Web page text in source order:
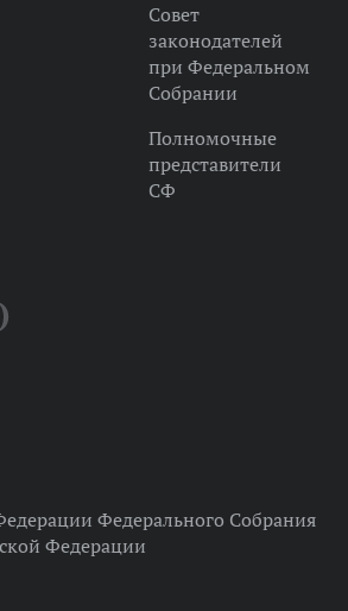
Совет
законодателей
при Федеральном
Собрании
Полномочные
представители
СФ
Федерального Собрания
Федерации